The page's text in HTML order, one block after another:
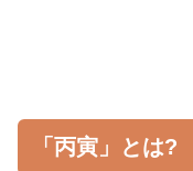
「丙寅」とは?